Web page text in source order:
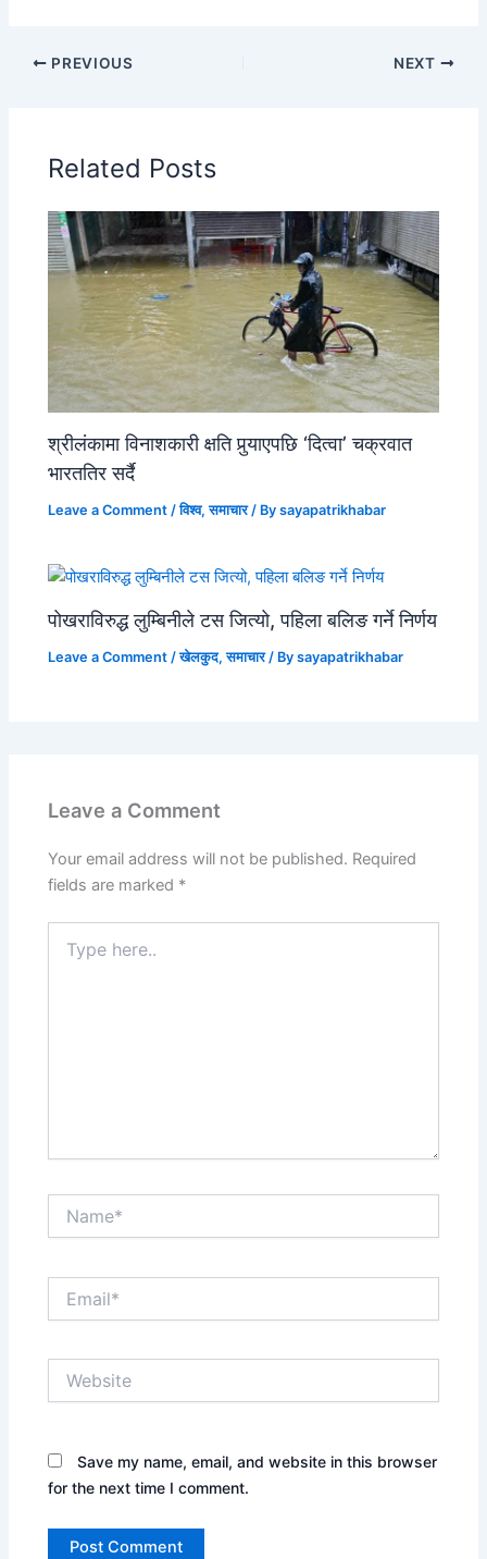
PREVIOUS NEXT
Related Posts
श्रीलंकामा विनाशकारी क्षति पुर्‍याएपछि ‘दित्वा’ चक्रवात
भारततिर सर्दै
Leave a Comment /विश्व,समाचार/ Bysayapatrikhabar
पोखराविरुद्ध लुम्बिनीले टस जित्यो, पहिला बलिङ गर्ने निर्णय
Leave a Comment /खेलकुद,समाचार/ Bysayapatrikhabar
Leave a Comment
Your email address will not be published. Required
fields are marked *
here..
Save my name, email, and website in this browser
for the next time I comment.